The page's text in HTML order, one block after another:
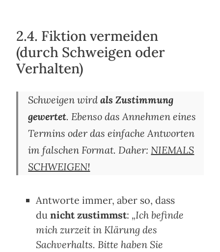
2.4. Fiktion vermeiden
(durch Schweigen oder
Verhalten)
Schweigen wirdals Zustimmung
gewertet. Ebenso das Annehmen eines
Termins oder das einfache Antworten
im falschen Format. Daher: NIEMALS
SCHWEIGEN!
Antworte immer, aber so, dass
dunicht zustimmst: „Ich befinde
mich zurzeit in Klärung des
Sachverhalts. Bitte haben Sie